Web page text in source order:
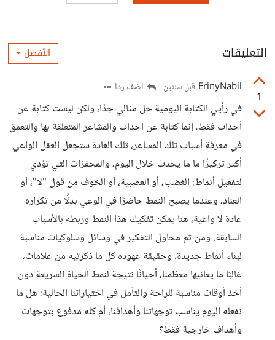
التعليقات الأفضل
1
ErinyNabil قبل سنتين أضف ردا
في رأيي الكتابة اليومية حل مثالي جدًا، ولكن ليست كتابة عن
أحداث فقط، إنما كتابة عن أحداث والمشاعر المتعلقة بها والتعمق
في معرفة أسباب تلك المشاعر، تلك العادة ستجعل العقل الواعي
أكثر تركيزًا ما ما يحدث خلال اليوم، والمحفزات التي تؤدي
لتفعيل أنماط: الغضب، أو العصبية، أو الخوف من قول "لا"، أو
العناد، وعندما يصبح النمط حاضرًا في الوعي بدلًا من تكراره
عادة لا واعية، هنا يمكن تفكيك هذا النمط وربطه بالأسباب
السابقة، ومن ثم محاول التفكير في وسائل وسلوكيات مناسبة
لبناء أنماط جديدة. وحقيقة عهوده كل ما ذكرتيه من علامات،
غالبًا ما يعانيها معظمنا، أحيانًا نتيجة لنمط الحياة السريعة دون
أخذ أوقات مناسبة للراحة والتأمل في اختياراتنا الحالية: هل ما
نفعله اليوم يناسب توجهاتنا وأهدافنا، أم كله مدفوع بتوجهات
وأهداف خارجية فقط؟